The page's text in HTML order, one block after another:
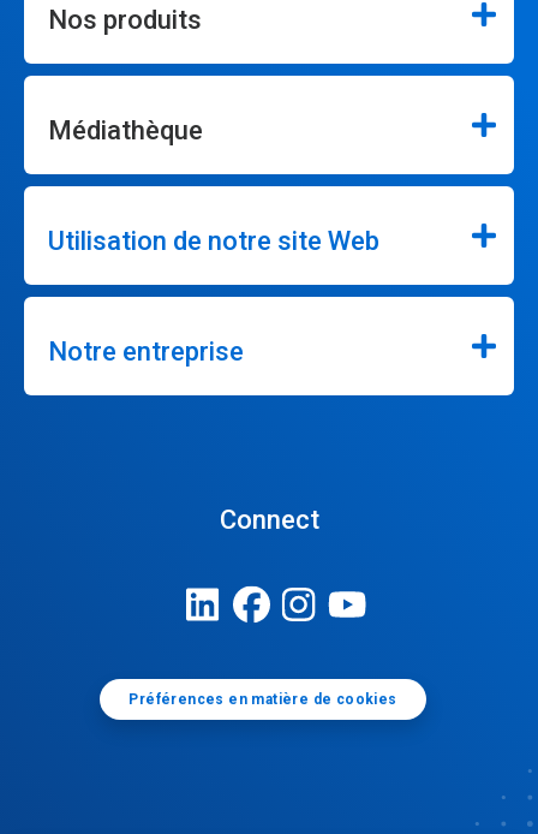
Nos produits
Médiathèque
Utilisation de notre site Web
Notre entreprise
Connect
Préférences en matière de cookies